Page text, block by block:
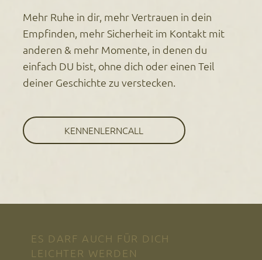
ES DARF AUCH FÜR DICH
LEICHTER WERDEN
Mehr Ruhe in dir, mehr Vertrauen in dein
Empfinden, mehr Sicherheit im Kontakt mit
anderen & mehr Momente, in denen du
einfach DU bist, ohne dich oder einen Teil
deiner Geschichte zu verstecken.
KENNENLERNCALL